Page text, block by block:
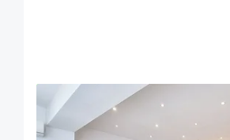
OFERTA NOUA
Apartament 3 camere zona Grivitei